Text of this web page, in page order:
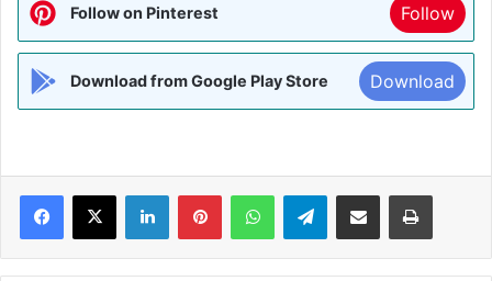
Follow on Pinterest Follow
Download from Google Play Store Download
Facebook
X LinkedInPinterestWhatsAppTelegramShare via Email Print